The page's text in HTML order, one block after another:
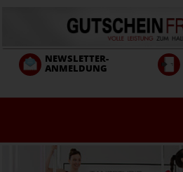
NEWSLETTER-
ANMELDUNG